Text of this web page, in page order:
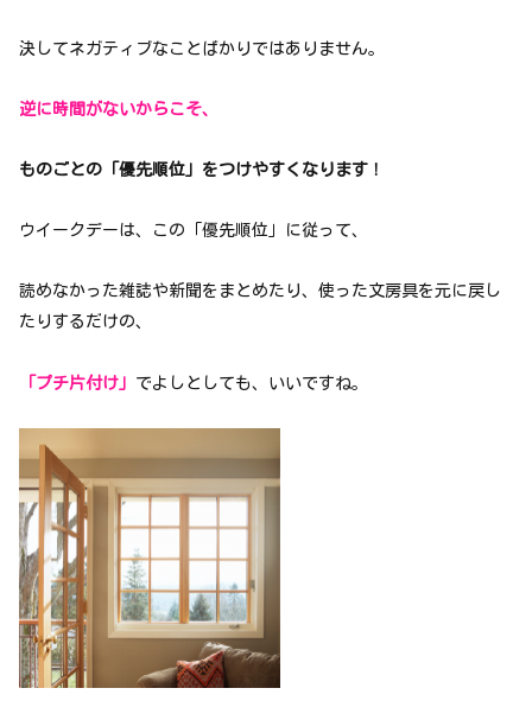
決してネガティブなことばかりではありません。
逆に時間がないからこそ、
ものごとの「優先順位」をつけやすくなります ！
ウイークデーは、この「優先順位」に従って、
読めなかった雑誌や新聞をまとめたり、使った文房具を元に戻し
たりするだけの、
「プチ片付け」 でよしとしても、いいですね。